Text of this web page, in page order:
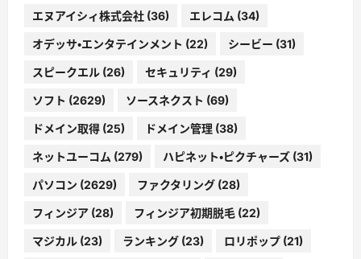
エヌアイシィ株式会社 (36) エレコム (34)
オデッサ・エンタテインメント (22) シービー (31)
スピークエル (26) セキュリティ (29)
ソフト (2629) ソースネクスト (69)
ドメイン取得 (25) ドメイン管理 (38)
ネットユーコム (279) ハピネット・ピクチャーズ (31)
パソコン (2629) ファクタリング (28)
フィンジア (28) フィンジア初期脱毛 (22)
マジカル (23) ランキング (23) ロリポップ (21)